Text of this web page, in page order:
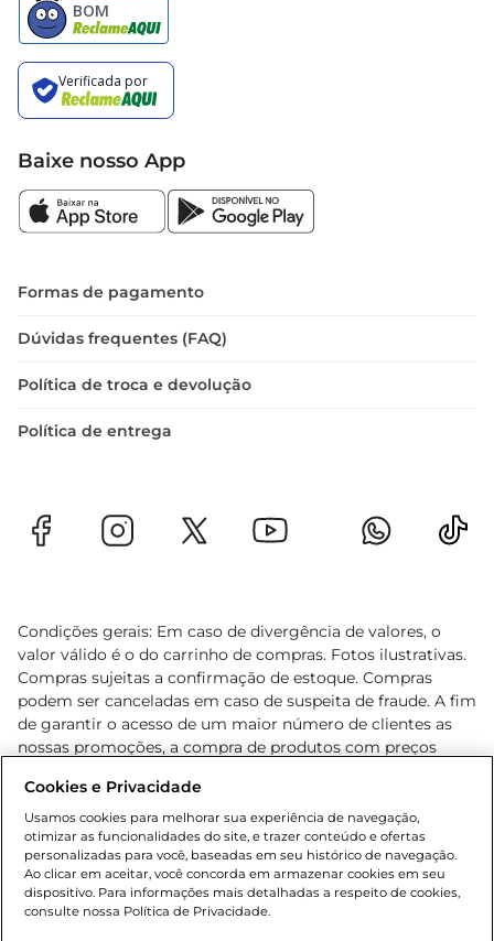
Baixe nosso App
Formas de pagamento
Dúvidas frequentes (FAQ)
Política de troca e devolução
Política de entrega
Condições gerais: Em caso de divergência de valores, o
valor válido é o do carrinho de compras. Fotos ilustrativas.
Compras sujeitas a confirmação de estoque. Compras
podem ser canceladas em caso de suspeita de fraude. A fim
de garantir o acesso de um maior número de clientes as
nossas promoções, a compra de produtos com preços
cliente. Os preços, ofertas e condições são exclusivos para
o e-commerce e válidos durante o dia de hoje, podendo
sofrer alterações sem prévia notificação. Proibida a venda
de bebidas alcoólicas para menores de 18 anos, conforme
Lei n.º 8069/90, art. 81, inciso II (Estatuto da Criança e do
Adolescente). Preços e condições exclusivos para o
Cookies e Privacidade
Usamos cookies para melhorar sua experiência de navegação,
otimizar as funcionalidades do site, e trazer conteúdo e ofertas
personalizadas para você, baseadas em seu histórico de navegação.
Ao clicar em aceitar, você concorda em armazenar cookies em seu
dispositivo. Para informações mais detalhadas a respeito de cookies,
consulte nossa Política de Privacidade.